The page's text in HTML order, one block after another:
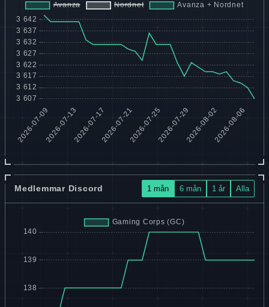
Medlemmar Discord 1 mån 6 mån 1 år Alla